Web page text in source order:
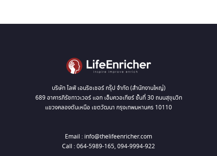
บริษัท ไลฟ์ เอนริชเชอร์ กรุ๊ป จำกัด (สำนักงานใหญ่)
689 อาคารภิรัชทาวเวอร์ แอท เอ็มควอเทียร์ ชั้นที่ 30 ถนนสุขุมวิท
แขวงคลองตันเหนือ เขตวัฒนา กรุงเทพมหานคร 10110
Email : info@thelifeenricher.com
Call : 064-5989-165, 094-9994-922